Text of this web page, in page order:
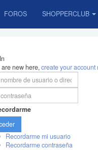
FOROS SHOPPERCLUB
are new here,create your account
Recordarme mi usuario
Recordarme contraseña